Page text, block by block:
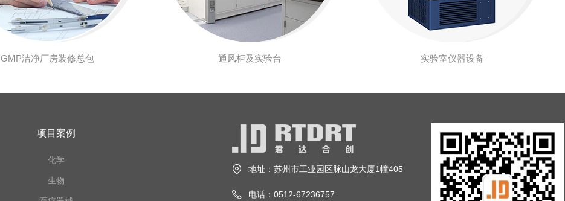
GMP洁净厂房装修总包 通风柜及实验台 实验室仪器设备
项目案例
化学
生物
地址：苏州市工业园区脉山龙大厦1幢405
电话：0512-67236757